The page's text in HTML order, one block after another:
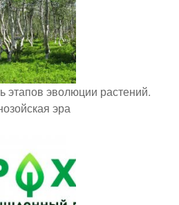
этапов эволюции растений.
эра